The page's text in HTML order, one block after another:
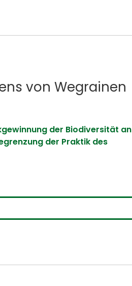
von Wegrainen
der Biodiversität an
der Praktik des